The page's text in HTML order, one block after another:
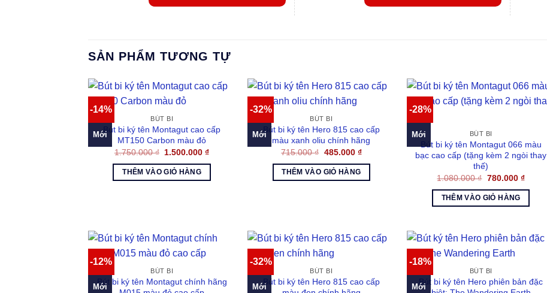
SẢN PHẨM TƯƠNG TỰ
-14%
Mới
BÚT BI
Bút bi ký tên Montagut cao cấp
MT150 Carbon màu đỏ
1.750.000₫ Giá
là:
1.750.000 ₫.
1.500.000₫Giá
THÊM VÀO GIỎ HÀNG
-32%
Mới
BÚT BI
Bút bi ký tên Hero 815 cao cấp
màu xanh oliu chính hãng
715.000₫ Giá
là:
715.000 ₫.
485.000 ₫Giá
THÊM VÀO GIỎ HÀNG
-28%
Mới BÚT BI
Bút bi ký tên Montagut 066 màu
bạc cao cấp (tặng kèm 2 ngòi thay
thế)
1.080.000₫ Giá
là:
1.080.000 ₫.
780.000 ₫Giá
THÊM VÀO GIỎ HÀNG
-12%
Mới
BÚT BI
Bút bi ký tên Montagut chính hãng
-32%
Mới
BÚT BI
Bút bi ký tên Hero 815 cao cấp
-18%
Mới
BÚT BI
Bút bi ký tên Hero phiên bản đặc